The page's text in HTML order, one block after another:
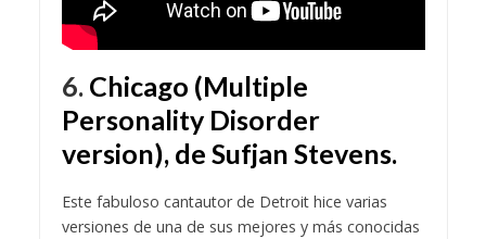
6. Chicago (Multiple
Personality Disorder
version), de Sufjan Stevens.
Este fabuloso cantautor de Detroit hice varias
versiones de una de sus mejores y más conocidas